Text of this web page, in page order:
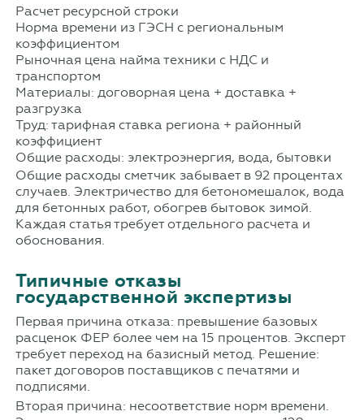
Расчет ресурсной строки
Норма времени из ГЭСН с региональным
коэффициентом
Рыночная цена найма техники с НДС и
транспортом
Материалы: договорная цена + доставка +
разгрузка
Труд: тарифная ставка региона + районный
коэффициент
Общие расходы: электроэнергия, вода, бытовки
Общие расходы сметчик забывает в 92 процентах
случаев. Электричество для бетономешалок, вода
для бетонных работ, обогрев бытовок зимой.
Каждая статья требует отдельного расчета и
обоснования.
Типичные отказы
государственной экспертизы
Первая причина отказа: превышение базовых
расценок ФЕР более чем на 15 процентов. Эксперт
требует переход на базисный метод. Решение:
пакет договоров поставщиков с печатями и
подписями.
Вторая причина: несоответствие норм времени.